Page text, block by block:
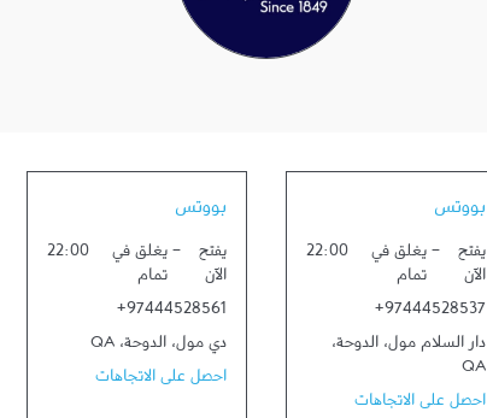
بووتس
يفتح
الآن
- يغلق في
تمام
22:00
+97444528537
دار السلام مول، الدوحة،
QA
احصل على الاتجاهات
بووتس
يفتح
الآن
- يغلق في
تمام
22:00
+97444528561
دي مول، الدوحة، QA
احصل على الاتجاهات